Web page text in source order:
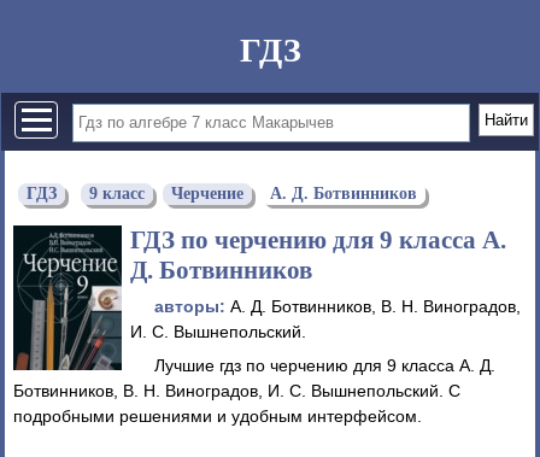
ГДЗ
ГДЗ 9 класс Черчение А. Д. Ботвинников
ГДЗ по черчению для 9 класса А.
Д. Ботвинников
авторы: А. Д. Ботвинников, В. Н. Виноградов,
И. С. Вышнепольский.
Лучшие гдз по черчению для 9 класса А. Д.
Ботвинников, В. Н. Виноградов, И. С. Вышнепольский. С
подробными решениями и удобным интерфейсом.